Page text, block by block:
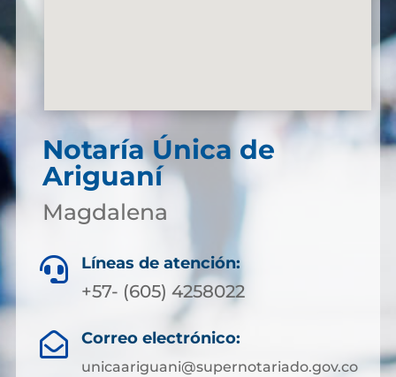
Notaría Única de
Ariguaní
Magdalena
 Líneas de atención:
+57- (605) 4258022
 Correo electrónico:
unicaariguani@supernotariado.gov.co